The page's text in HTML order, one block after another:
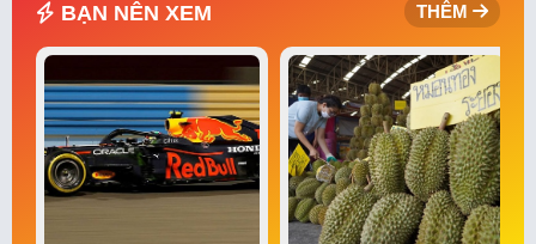
BẠN NÊN XEM THÊM